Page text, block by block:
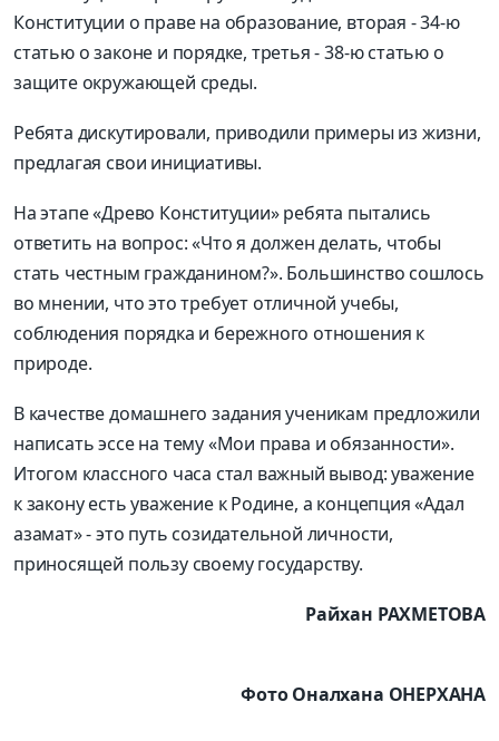
Конституции о праве на образование, вторая - 34-ю
статью о законе и порядке, третья - 38-ю статью о
защите окружающей среды.
Ребята дискутировали, приводили примеры из жизни,
предлагая свои инициативы.
На этапе «Древо Конституции» ребята пытались
ответить на вопрос: «Что я должен делать, чтобы
стать честным гражданином?». Большинство сошлось
во мнении, что это требует отличной учебы,
соблюдения порядка и бережного отношения к
природе.
В качестве домашнего задания ученикам предложили
написать эссе на тему «Мои права и обязанности».
Итогом классного часа стал важный вывод: уважение
к закону есть уважение к Родине, а концепция «Адал
азамат» - это путь созидательной личности,
приносящей пользу своему государству.
Райхан РАХМЕТОВА
Фото Оналхана ОНЕРХАНА